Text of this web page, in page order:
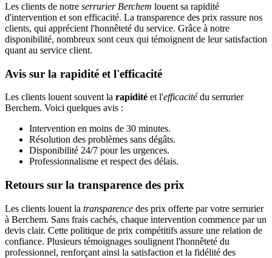
Les clients de notre serrurier Berchem louent sa rapidité
d'intervention et son efficacité. La transparence des prix rassure nos
clients, qui apprécient l'honnêteté du service. Grâce à notre
disponibilité, nombreux sont ceux qui témoignent de leur satisfaction
quant au service client.
Avis sur la rapidité et l'efficacité
Les clients louent souvent la rapidité et l'efficacitédu serrurier
Berchem. Voici quelques avis :
Intervention en moins de 30 minutes.
Résolution des problèmes sans dégâts.
Disponibilité 24/7 pour les urgences.
Professionnalisme et respect des délais.
Retours sur la transparence des prix
Les clients louent la transparence des prix offerte par votre serrurier
à Berchem. Sans frais cachés, chaque intervention commence par un
devis clair. Cette politique de prix compétitifs assure une relation de
confiance. Plusieurs témoignages soulignent l'honnêteté du
professionnel, renforçant ainsi la satisfaction et la fidélité des